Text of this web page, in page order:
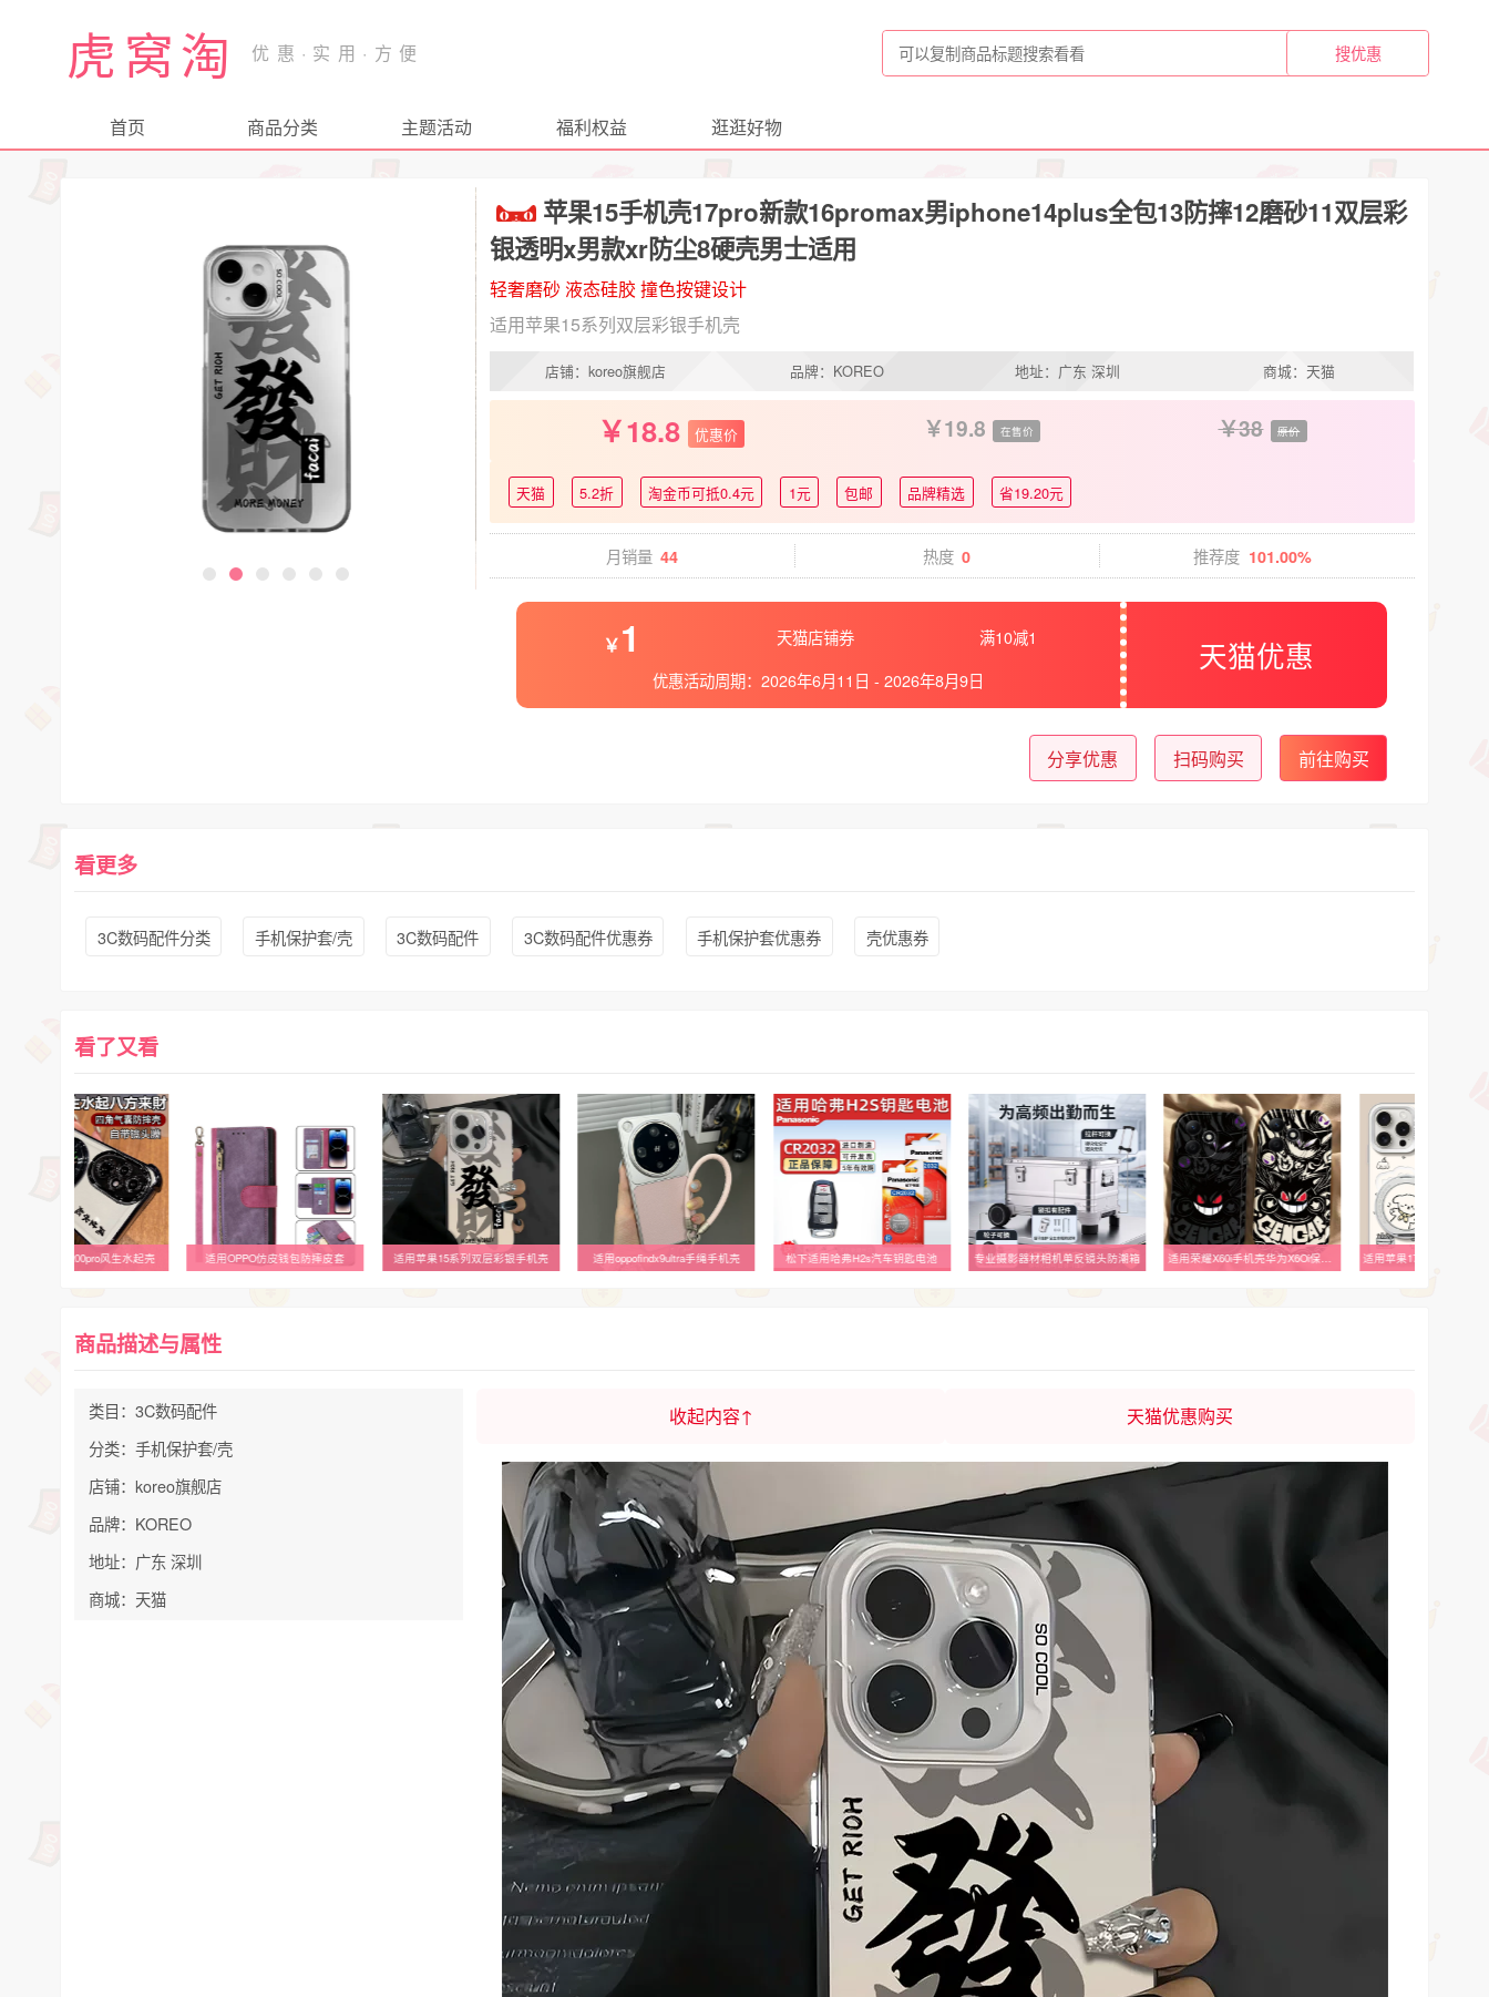
虎窝淘
首页 商品分类 主题活动 福利权益 逛逛好物
苹果15手机壳17pro新款16promax男iphone14plus全包13防摔12磨砂11双层彩
银透明x男款xr防尘8硬壳男士适用
轻奢磨砂 液态硅胶 撞色按键设计
适用苹果15系列双层彩银手机壳
店铺：koreo旗舰店 品牌：KOREO 地址：广东 深圳 商城：天猫
18.8 优惠价 19.8 在售价 38 原价
天猫 5.2折 淘金币可抵0.4元 1元 包邮 品牌精选 省19.20元
月销量 44 热度 0 推荐度 101.00%
1 天猫店铺券
满10减1
优惠活动周期： 2026年6月11日 - 2026年8月9日
天猫优惠
分享优惠 扫码购买 前往购买
看更多
3C数码配件分类 手机保护套/壳 3C数码配件 3C数码配件优惠券 手机保护套优惠券 壳优惠券
看了又看
适用荣耀200/200pro风生水起壳 适用OPPO仿皮钱包防摔皮套 适用苹果15系列双层彩银手机壳 适用oppofindx9ultra手绳手机壳 松下适用哈弗H2s汽车钥匙电池 专业摄影器材相机单反镜头防潮箱 适用荣耀X60i手机壳华为X6Oi保护套HONOR新款专用外壳i60X带手绳硅胶软壳X6i全包防摔X60L叉X601i男至暗耿鬼
商品描述与属性
类目：3C数码配件
分类：手机保护套/壳
店铺：koreo旗舰店
品牌：KOREO
地址：广东 深圳
商城：天猫
收起内容↑ 天猫优惠购买